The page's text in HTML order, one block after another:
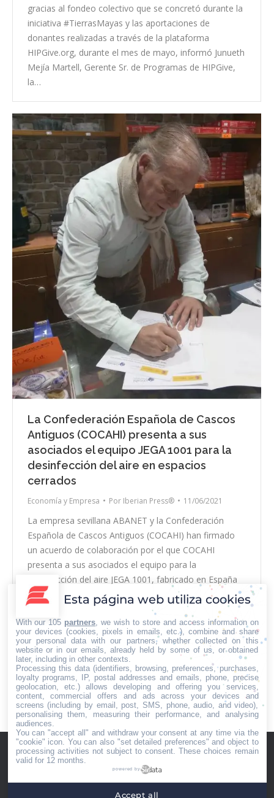
gracias al fondeo colectivo que se concretó durante la
iniciativa #TierrasMayas y las aportaciones de
donantes realizadas a través de la plataforma
HIPGive.org, durante el mes de mayo, informó Junueth
Mejía Martell, Gerente Sr. de Programas de HIPGive,
la…
La Confederación Española de Cascos
Antiguos (COCAHI) presenta a sus
asociados el equipo JEGA 1001 para la
desinfección del aire en espacios
cerrados
Economía y Empresa Por Iberian Press® 11/06/2021
La empresa sevillana ABANET y la Confederación
Española de Cascos Antiguos (COCAHI) han firmado
un acuerdo de colaboración por el que COCAHI
presenta a sus asociados el equipo para la
desinfección del aire JEGA 1001, fabricado en España
por la reconocida empresa Jata, del que ABANET es
distribuidor nacional. Los establecimientos comerciales
de todos los…
← 1 … 174 175 176 177
178
…
296 →
Esta página web utiliza cookies
With our 105 partners , we wish to store and access information on
your devices (cookies, pixels in emails, etc.), combine and share
your personal data with our partners, whether collected on this
website or in our emails, already held by some of us, or obtained
later, including in other contexts.
Processing this data (identifiers, browsing, preferences, purchases,
loyalty programs, IP, postal addresses and emails, phone, precise
geolocation, etc.) allows developing and offering you services,
content, commercial offers and ads across your devices and
screens (including by email, post, SMS, phone, audio, and video),
personalising them, measuring their performance, and analysing
audiences.
You can "accept all" and withdraw your consent at any time via the
"cookie" icon . You can also "set detailed preferences" and object to
processing activities not subject to consent. These choices remain
valid for 12 months.
powered by
Accept all